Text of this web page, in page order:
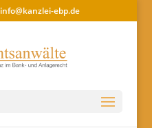
info@kanzlei-ebp.de